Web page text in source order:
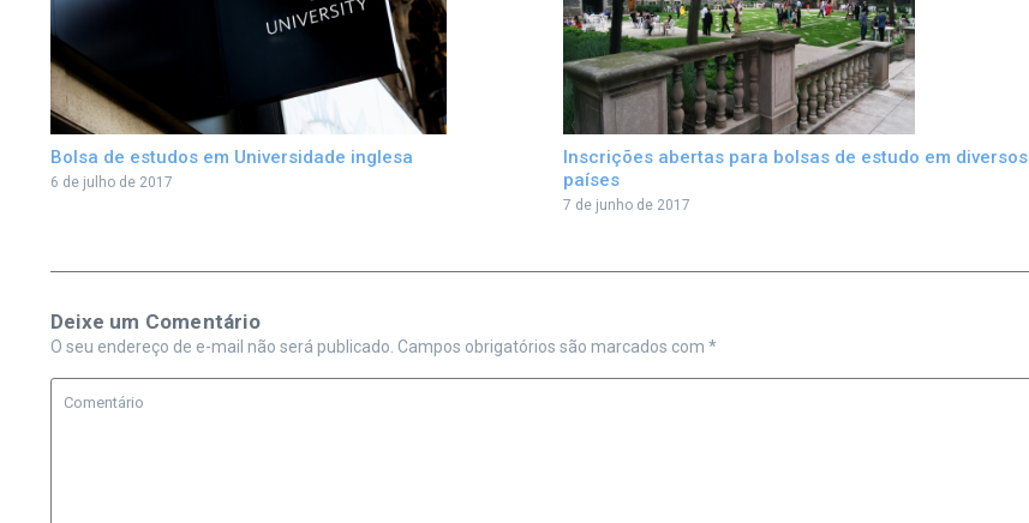
Bolsa de estudos em Universidade inglesa
6 de julho de 2017
Inscrições abertas para bolsas de estudo em diversos
países
7 de junho de 2017
Deixe um Comentário
O seu endereço de e-mail não será publicado. Campos obrigatórios são marcados com *